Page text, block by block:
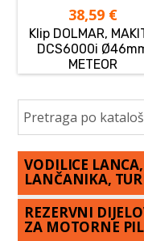
38,59 €
Klip DOLMAR,
DCS6000i
METEOR
VODILICE
LANČANIKA,
REZERVNI
ZA MOTORNE